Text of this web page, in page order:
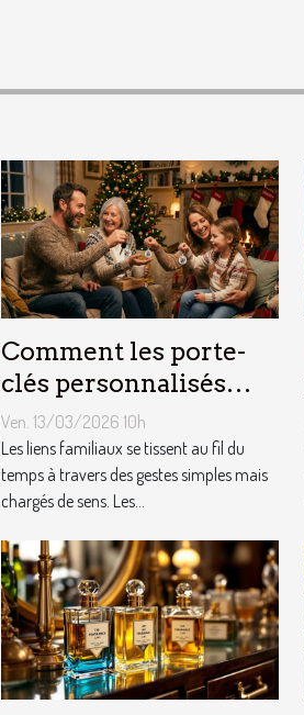
Comment les porte-
clés personnalisés
peuvent renforcer les
liens familiaux ?
Ven. 13/03/2026 10h
Les liens familiaux se tissent au fil du
temps à travers des gestes simples mais
chargés de sens. Les...